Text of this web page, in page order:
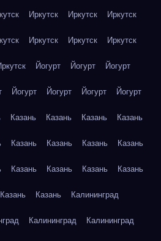
Иркутск Иркутск Иркутск
Иркутск Иркутск Иркутск
Йогурт Йогурт Йогурт
Йогурт Йогурт Йогурт Йогурт
Казань Казань Казань Казань
Казань Казань Казань Казань
Казань Казань Казань Казань
Казань Казань Калининград
Калининград Калининград